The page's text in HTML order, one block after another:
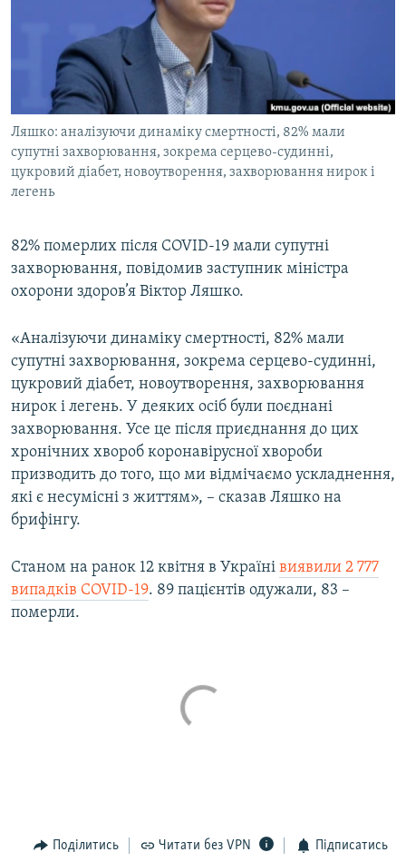
СПЕЦПРОЄКТИ
ПОДКАСТИ
КРИМ РЕАЛІЇ
РУС
УКР
ДОЛУЧАЙСЯ!
Усі сайти RFE/RL
Ляшко: аналізуючи динаміку смертності, 82% мали
супутні захворювання, зокрема серцево-судинні,
цукровий діабет, новоутворення, захворювання нирок і
легень
82% померлих після COVID-19 мали супутні
захворювання, повідомив заступник міністра
охорони здоров’я Віктор Ляшко.
«Аналізуючи динаміку смертності, 82% мали
супутні захворювання, зокрема серцево-судинні,
цукровий діабет, новоутворення, захворювання
нирок і легень. У деяких осіб були поєднані
захворювання. Усе це після приєднання до цих
хронічних хвороб коронавірусної хвороби
призводить до того, що ми відмічаємо ускладнення,
які є несумісні з життям», – сказав Ляшко на
брифінгу.
Станом на ранок 12 квітня в Україні виявили 2 777
випадків COVID-19. 89 пацієнтів одужали, 83 –
померли.
Поділитись Читати без VPN Підписатись